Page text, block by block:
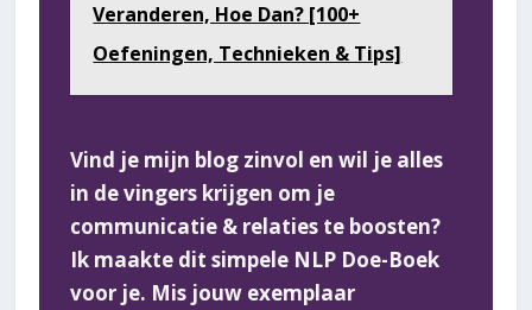
Veranderen, Hoe Dan? [100+
Oefeningen, Technieken & Tips]
Vind je mijn blog zinvol en wil je alles
in de vingers krijgen om je
communicatie & relaties te boosten?
Ik maakte dit simpele NLP Doe-Boek
voor je. Mis jouw exemplaar